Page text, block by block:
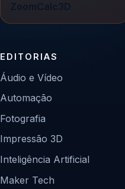
ZoomCalc3D
EDITORIAS
Áudio e Vídeo
Automação
Fotografia
Impressão 3D
Inteligência Artificial
Maker Tech